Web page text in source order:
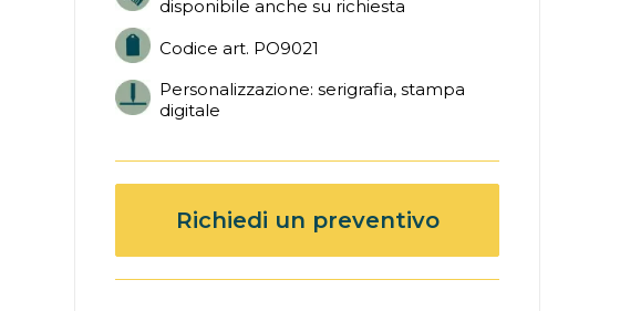
disponibile anche su richiesta
Codice art. PO9021
Personalizzazione: serigrafia, stampa
digitale
Richiedi un preventivo